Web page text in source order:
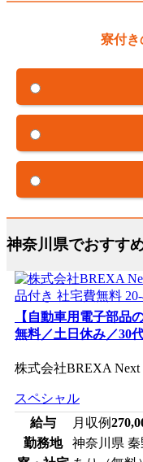
寮付き
神奈川県でおすす
【自動車用電子部品
無料／土日休み／30
株式会社BREXA
スペシャル
給与
月収例
勤務地
神奈川県